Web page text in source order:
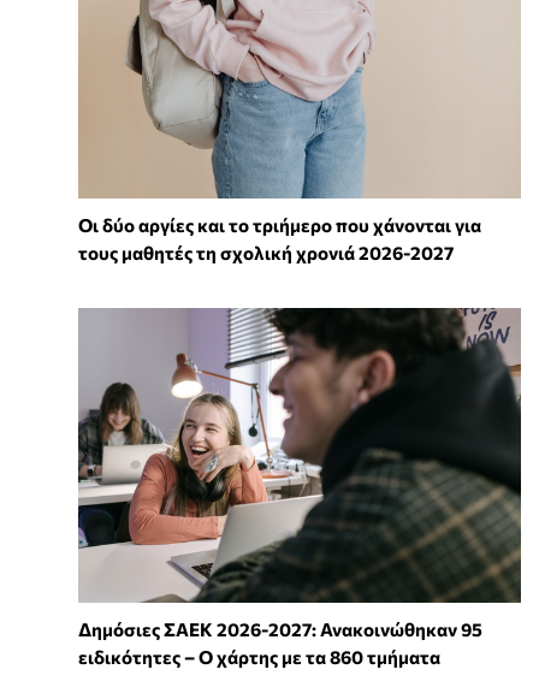
Οι δύο αργίες και το τριήμερο που χάνονται για
τους μαθητές τη σχολική χρονιά 2026-2027
Δημόσιες ΣΑΕΚ 2026-2027: Ανακοινώθηκαν 95
ειδικότητες – Ο χάρτης με τα 860 τμήματα